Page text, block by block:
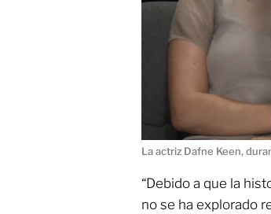
La actriz Dafne Keen,
“Debido a que la
no se ha explorado